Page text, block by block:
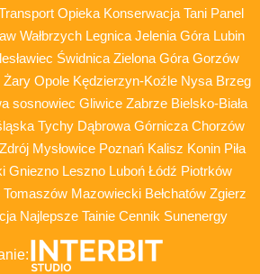
Opieka Konserwacja Tani Panel
Wałbrzych Legnica Jelenia Góra Lubin
Świdnica Zielona Góra Gorzów
Opole Kędzierzyn-Koźle Nysa Brzeg
sosnowiec Gliwice Zabrze Bielsko-Biała
Tychy Dąbrowa Górnicza Chorzów
Mysłowice Poznań Kalisz Konin Piła
Gniezno Leszno Luboń Łódź Piotrków
Mazowiecki Bełchatów Zgierz
Najlepsze Tainie Cennik Sunenergy